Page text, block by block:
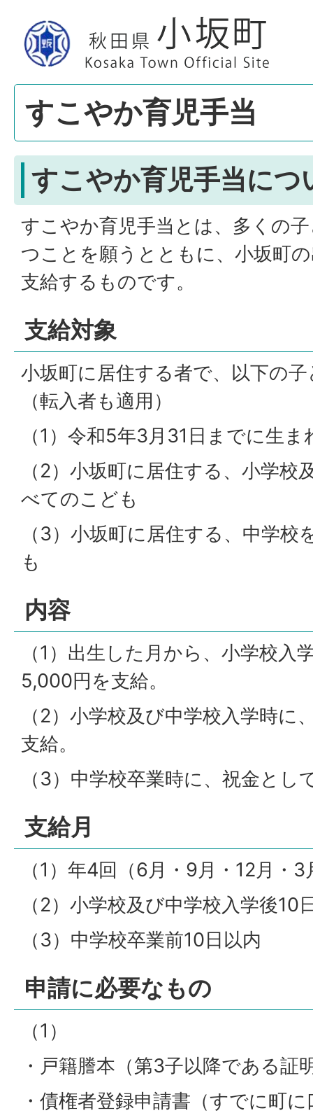
すこやか育児手当
すこやか育児手当につ
すこやか育児手当とは、多くの
つことを願うとともに、小坂町
支給するものです。
支給対象
小坂町に居住する者で、以下の
（転入者も適用）
（1）令和5年3月31日までに生
（2）小坂町に居住する、小学
べてのこども
（3）小坂町に居住する、中学
も
内容
（1）出生した月から、小学校入
5,000円を支給。
（2）小学校及び中学校入学時
支給。
（3）中学校卒業時に、祝金と
支給月
（1）年4回（6月・9月・12月・3
（2）小学校及び中学校入学後10
（3）中学校卒業前10日以内
申請に必要なもの
（1）
・戸籍謄本（第3子以降である証
・債権者登録申請書（すでに町